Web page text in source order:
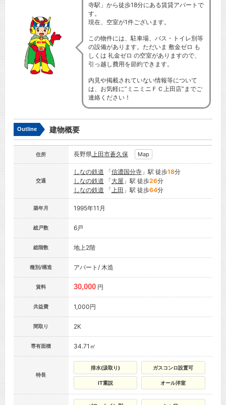
寺駅」から徒歩18分にある賃貸アパートで
す。
現在、空室が1件ございます。
この物件には、駐車場、バス・トイレ別等
の設備があります。ただいま 敷金ゼロ も
しくは 礼金ゼロ の空室がありますので、
引っ越し費用を節約できます。
内見や掲載されていない情報等について
は、お気軽に”ミニミニＦＣ上田店”までご
連絡ください！
Outline 建物概要
住所 長野県上田市蒼久保 Map
交通
しなの鉄道 「信濃国分寺」駅 徒歩18分
しなの鉄道 「大屋 」駅 徒歩26分
しなの鉄道 「上田 」駅 徒歩64分
築年月 1995年11月
総戸数 6戸
総階数 地上2階
種別/構造 アパート/ 木造
賃料 30,000 円
共益費 1,000円
間取り 2K
専有面積 34.71㎡
特長
排水(汲取り) ガスコンロ設置可
IT重説 オール洋室